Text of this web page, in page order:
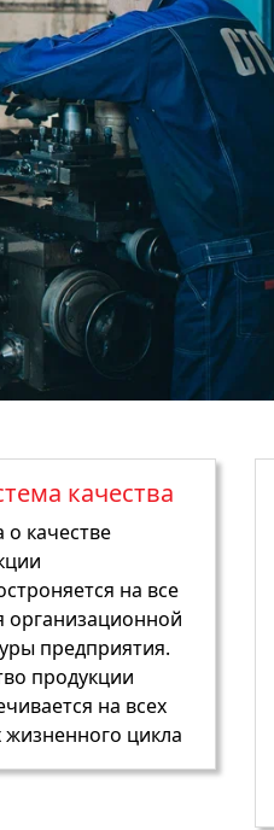
качества
о качестве
на все
организационной
предприятия.
продукции
на всех
жизненного цикла